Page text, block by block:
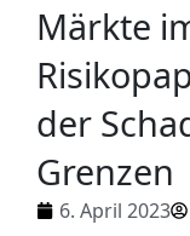
Märkte
der
Grenzen
6. April 2023